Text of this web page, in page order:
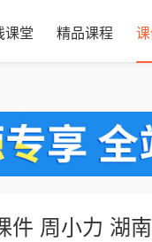
课堂 精品课程
件 周小力 湖